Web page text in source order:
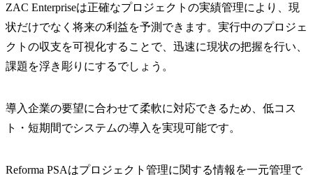
ZAC Enterpriseは正確なプロジェクトの実績管理により、現
状だけでなく将来の利益を予測できます。実行中のプロジェ
クトの収支を可視化することで、迅速に現状の把握を行い、
課題を浮き彫りにするでしょう。
導入企業の要望に合わせて柔軟に対応できるため、低コス
ト・短期間でシステムの導入を実現可能です。
Reforma PSAはプロジェクト管理に関する情報を一元管理で